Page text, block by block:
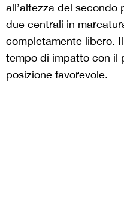
all’altezza del secondo
due centrali in
completamente libero.
tempo di impatto con il
posizione favorevole.